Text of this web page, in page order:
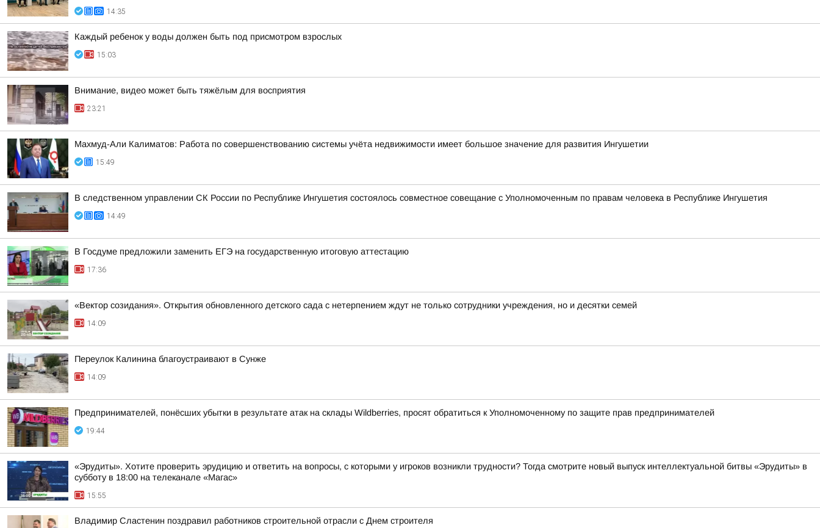
14:35
Каждый ребенок у воды должен быть под присмотром взрослых
15:03
Внимание, видео может быть тяжёлым для восприятия
23:21
Махмуд-Али Калиматов: Работа по совершенствованию системы учёта недвижимости имеет большое значение для развития Ингушетии
15:49
В следственном управлении СК России по Республике Ингушетия состоялось совместное совещание с Уполномоченным по правам человека в Республике Ингушетия
14:49
В Госдуме предложили заменить ЕГЭ на государственную итоговую аттестацию
17:36
«Вектор созидания». Открытия обновленного детского сада с нетерпением ждут не только сотрудники учреждения, но и десятки семей
14:09
Переулок Калинина благоустраивают в Сунже
14:09
Предпринимателей, понёсших убытки в результате атак на склады Wildberries, просят обратиться к Уполномоченному по защите прав предпринимателей
19:44
«Эрудиты». Хотите проверить эрудицию и ответить на вопросы, с которыми у игроков возникли трудности? Тогда смотрите новый выпуск интеллектуальной битвы «Эрудиты» в
субботу в 18:00 на телеканале «Магас»
15:55
Владимир Сластенин поздравил работников строительной отрасли с Днем строителя